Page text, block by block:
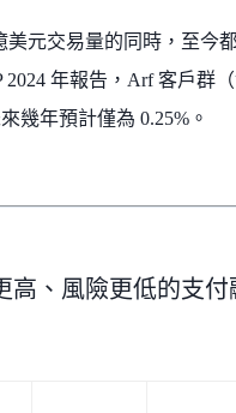
美元交易量的同時，至今
年報告，Arf 客戶群
幾年預計僅為 0.25%。
高、風險更低的支付